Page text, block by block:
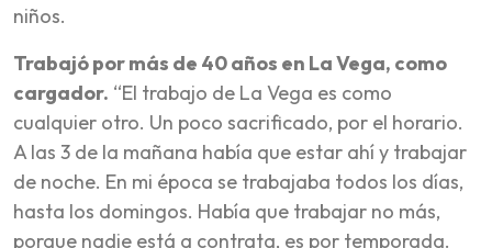
niños.
Trabajó por más de 40 años en La Vega, como
cargador. “El trabajo de La Vega es como
cualquier otro. Un poco sacrificado, por el horario.
A las 3 de la mañana había que estar ahí y trabajar
de noche. En mi época se trabajaba todos los días,
hasta los domingos. Había que trabajar no más,
porque nadie está a contrata, es por temporada.